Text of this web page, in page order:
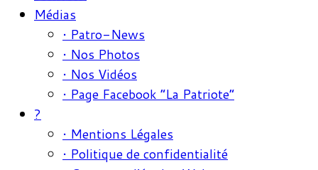
Médias
• Patro-News
• Nos Photos
• Nos Vidéos
• Page Facebook “La Patriote”
?
• Mentions Légales
• Politique de confidentialité